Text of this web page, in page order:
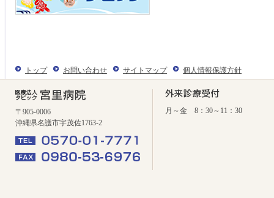
トップ お問い合わせ サイトマップ 個人情報保護方針
〒905-0006
沖縄県名護市宇茂佐1763-2
月～金 8：30～11：30